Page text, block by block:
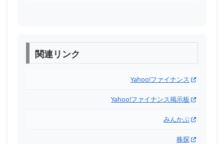
関連リンク
Yahoo!ファイナンス
Yahoo!ファイナンス掲示板
みんかぶ
株探